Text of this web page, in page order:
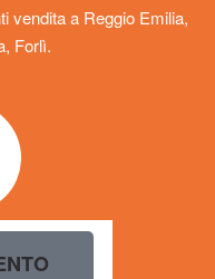
vendita a Reggio Emilia,
Forlì.